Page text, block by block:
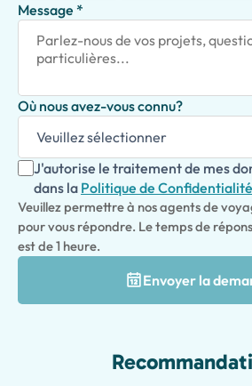
Message *
Où nous avez-vous connu?
J'autorise le traitement de mes
dans la Politique de Confidentialité
Veuillez permettre à nos agents de
pour vous répondre. Le temps de
est de 1 heure.
Envoyer la